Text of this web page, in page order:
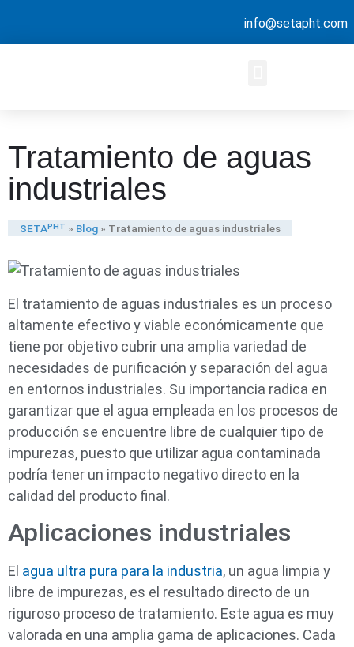
info@setapht.com
Tratamiento de aguas
industriales
SETAᴾᴴᵀ » Blog » Tratamiento de aguas industriales
El tratamiento de aguas industriales es un proceso
altamente efectivo y viable económicamente que
tiene por objetivo cubrir una amplia variedad de
necesidades de purificación y separación del agua
en entornos industriales. Su importancia radica en
garantizar que el agua empleada en los procesos de
producción se encuentre libre de cualquier tipo de
impurezas, puesto que utilizar agua contaminada
podría tener un impacto negativo directo en la
calidad del producto final.
Aplicaciones industriales
El agua ultra pura para la industria, un agua limpia y
libre de impurezas, es el resultado directo de un
riguroso proceso de tratamiento. Este agua es muy
valorada en una amplia gama de aplicaciones. Cada